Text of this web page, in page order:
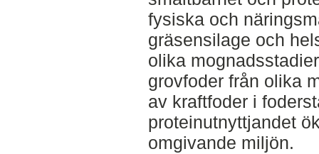
fysiska och
gräsensilage och
olika
grovfoder från olika
av kraftfoder i
proteinutnyttjandet
omgivande miljön.